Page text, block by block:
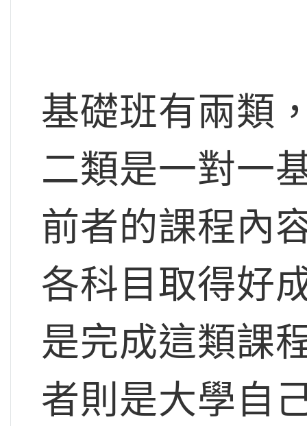
基礎班有兩類
二類是一對一
前者的課程內
各科目取得好
是完成這類課
者則是大學自